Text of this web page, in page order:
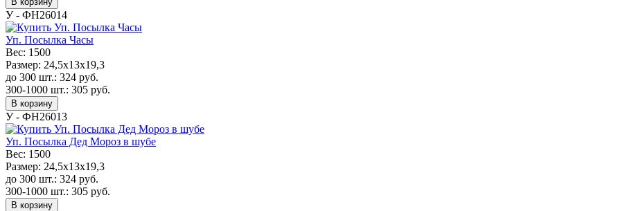
У - ФН26014
Уп. Посылка Часы
Вес: 1500
Размер: 24,5x13x19,3
до 300 шт.: 324 руб.
300-1000 шт.: 305 руб.
В корзину
У - ФН26013
Уп. Посылка Дед Мороз в шубе
Вес: 1500
Размер: 24,5x13x19,3
до 300 шт.: 324 руб.
300-1000 шт.: 305 руб.
В корзину